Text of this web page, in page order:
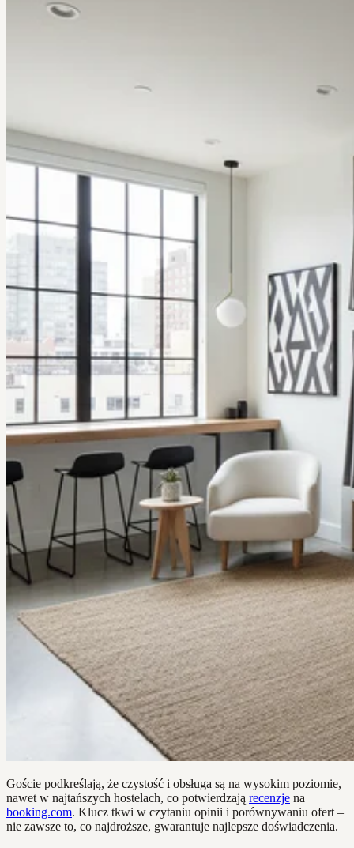
Goście podkreślają, że czystość i obsługa są na wysokim poziomie,
nawet w najtańszych hostelach, co potwierdzają recenzje na
booking.com. Klucz tkwi w czytaniu opinii i porównywaniu ofert –
nie zawsze to, co najdroższe, gwarantuje najlepsze doświadczenia.